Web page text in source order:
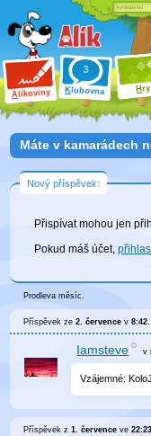
Alíkoviny Klubovna Hry
Máte v kamarádech
Nový příspěvek:
Přispívat mohou jen
Pokud máš účet,
Prodleva měsíc.
Příspěvek ze2. července v8:42
Iamsteve v
Vzájemné:
Příspěvek z1. července ve22:23